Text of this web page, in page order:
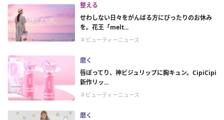
整える
せわしない日々をがんばる方にぴったりのお休み
を。花王「melt...
＃ビューティーニュース
磨く
唇ぽってり、神ビジュリップに胸キュン。CipiCipi
新作リッ...
＃ビューティーニュース
磨く